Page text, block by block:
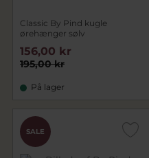
Classic By Pind kugle
ørehænger sølv
195,00 kr
156,00 kr
På lager
SALE